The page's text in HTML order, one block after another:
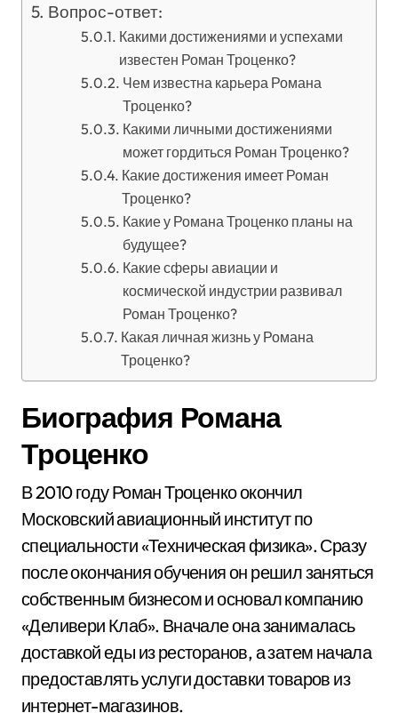
Вопрос-ответ:
Какими достижениями и успехами
известен Роман Троценко?
Чем известна карьера Романа
Троценко?
Какими личными достижениями
может гордиться Роман Троценко?
Какие достижения имеет Роман
Троценко?
Какие у Романа Троценко планы на
будущее?
Какие сферы авиации и
космической индустрии развивал
Роман Троценко?
Какая личная жизнь у Романа
Троценко?
Биография Романа
Троценко
В 2010 году Роман Троценко окончил
Московский авиационный институт по
специальности «Техническая физика». Сразу
после окончания обучения он решил заняться
собственным бизнесом и основал компанию
«Деливери Клаб». Вначале она занималась
доставкой еды из ресторанов, а затем начала
предоставлять услуги доставки товаров из
интернет-магазинов.